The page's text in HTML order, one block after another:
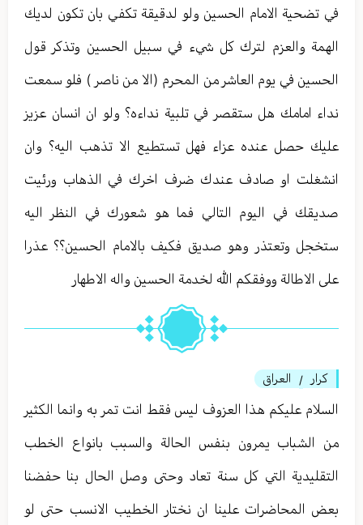
في تضحية الامام الحسين ولو لدقيقة تكفي بان تكون لديك
الهمة والعزم لترك كل شيء في سبيل الحسين وتذكر قول
الحسين في يوم العاشر من المحرم (الا من ناصر ) فلو سمعت
نداء امامك هل ستقصر في تلبية نداءه؟ ولو ان انسان عزيز
عليك حصل عنده عزاء فهل تستطيع الا تذهب اليه؟ وان
انشغلت او صادف عندك ضرف اخرك في الذهاب ورئيت
صديقك في اليوم التالي فما هو شعورك في النظر اليه
ستخجل وتعتذر وهو صديق فكيف بالامام الحسين؟؟ عذرا
على الاطالة ووفقكم الله لخدمة الحسين واله الاطهار
كرار / العراق
السلام عليكم هذا العزوف ليس فقط انت تمر به وانما الكثير
من الشباب يمرون بنفس الحالة والسبب بانواع الخطب
التقليدية التي كل سنة تعاد وحتى وصل الحال بنا حفضنا
بعض المحاضرات علينا ان نختار الخطيب الانسب حتى لو